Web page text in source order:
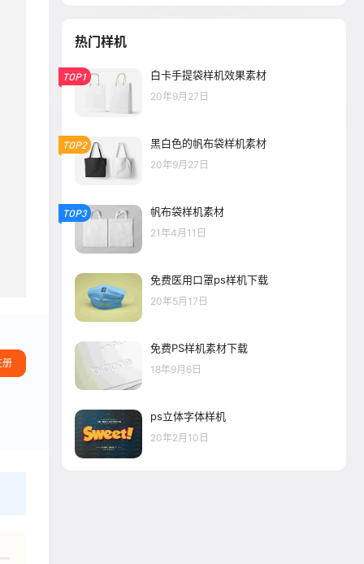
册
热门样机
TOP1 白卡手提袋样机效果素材
20年9月27日
TOP2 黑白色的帆布袋样机素材
20年9月27日
TOP3 帆布袋样机素材
21年4月11日
免费医用口罩ps样机下载
20年5月17日
免费PS样机素材下载
18年9月6日
ps立体字体样机
20年2月10日